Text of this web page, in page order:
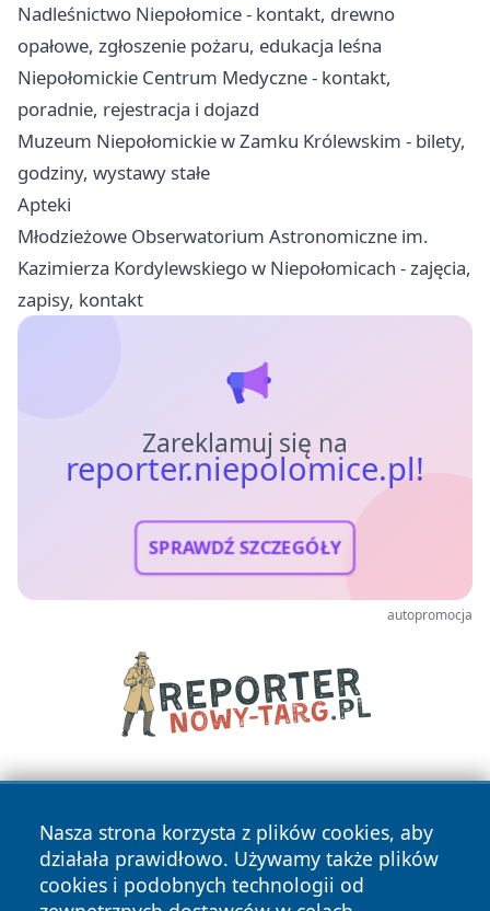
Nadleśnictwo Niepołomice - kontakt, drewno
opałowe, zgłoszenie pożaru, edukacja leśna
Niepołomickie Centrum Medyczne - kontakt,
poradnie, rejestracja i dojazd
Muzeum Niepołomickie w Zamku Królewskim - bilety,
godziny, wystawy stałe
Apteki
Młodzieżowe Obserwatorium Astronomiczne im.
Kazimierza Kordylewskiego w Niepołomicach - zajęcia,
zapisy, kontakt
Zareklamuj się na
reporter.niepolomice.pl!
SPRAWDŹ SZCZEGÓŁY
autopromocja
Nasza strona korzysta z plików cookies, aby
działała prawidłowo. Używamy także plików
cookies i podobnych technologii od